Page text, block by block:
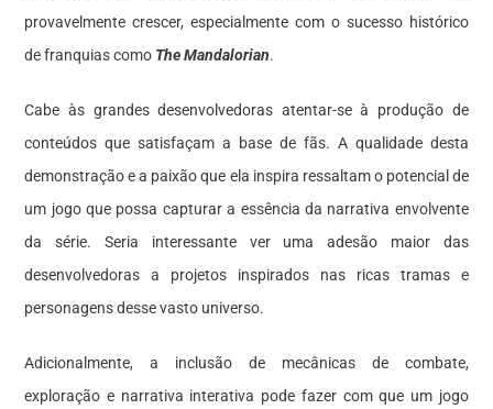
provavelmente crescer, especialmente com o sucesso histórico
de franquias como The Mandalorian.
Cabe às grandes desenvolvedoras atentar-se à produção de
conteúdos que satisfaçam a base de fãs. A qualidade desta
demonstração e a paixão que ela inspira ressaltam o potencial de
um jogo que possa capturar a essência da narrativa envolvente
da série. Seria interessante ver uma adesão maior das
desenvolvedoras a projetos inspirados nas ricas tramas e
personagens desse vasto universo.
Adicionalmente, a inclusão de mecânicas de combate,
exploração e narrativa interativa pode fazer com que um jogo